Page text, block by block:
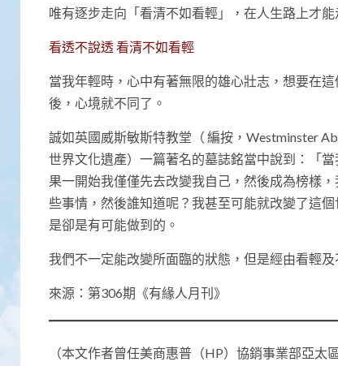
唯有逐步走向「看清不如看輕」，在人生路上才
看透不說透 看清不如看輕
當我年輕時，心中有著無限的雄心壯志，想要在
後，心境就不同了。
誠如英國威斯敏斯特教堂（ 編按，Westminster
世界文化遺產）一篇著名的墓誌銘當中說到：「
果一開始我僅僅先去改變我自己，然後成為榜樣
些事情，然後誰知道呢？我甚至可能就改變了這
是卻是有可能做到的。
我們不一定能改變所面臨的狀態，但是經由看輕
來源：第306期《有緣人月刊》
（本文作者曾任美商惠普（HP）協銷事業部亞太